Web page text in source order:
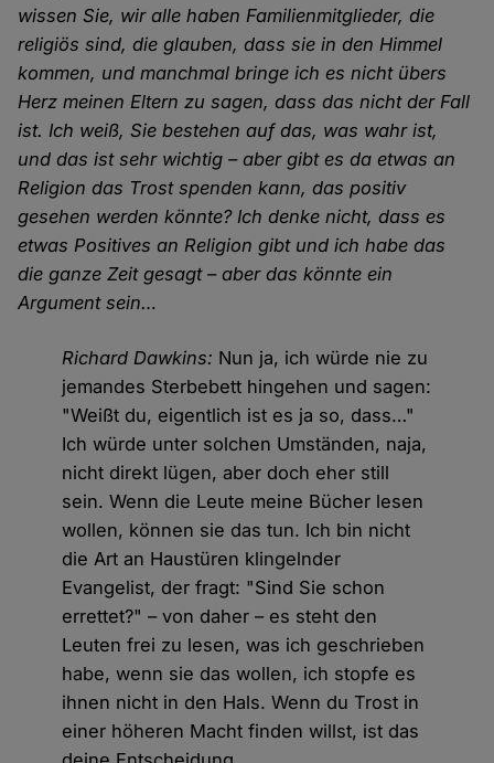
wissen Sie, wir alle haben Familienmitglieder, die
religiös sind, die glauben, dass sie in den Himmel
kommen, und manchmal bringe ich es nicht übers
Herz meinen Eltern zu sagen, dass das nicht der Fall
ist. Ich weiß, Sie bestehen auf das, was wahr ist,
und das ist sehr wichtig – aber gibt es da etwas an
Religion das Trost spenden kann, das positiv
gesehen werden könnte? Ich denke nicht, dass es
etwas Positives an Religion gibt und ich habe das
die ganze Zeit gesagt – aber das könnte ein
Argument sein…
Richard Dawkins: Nun ja, ich würde nie zu
jemandes Sterbebett hingehen und sagen:
"Weißt du, eigentlich ist es ja so, dass…"
Ich würde unter solchen Umständen, naja,
nicht direkt lügen, aber doch eher still
sein. Wenn die Leute meine Bücher lesen
wollen, können sie das tun. Ich bin nicht
die Art an Haustüren klingelnder
Evangelist, der fragt: "Sind Sie schon
errettet?" – von daher – es steht den
Leuten frei zu lesen, was ich geschrieben
habe, wenn sie das wollen, ich stopfe es
ihnen nicht in den Hals. Wenn du Trost in
einer höheren Macht finden willst, ist das